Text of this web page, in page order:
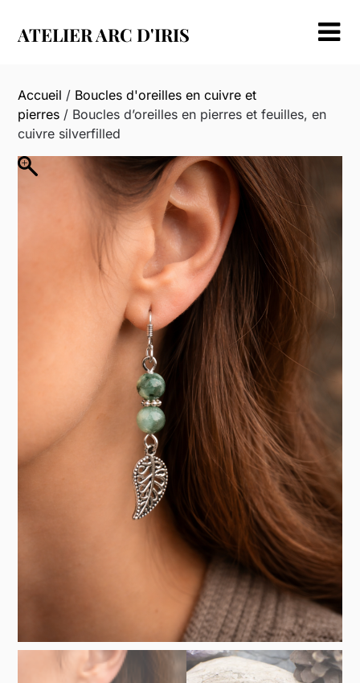
ATELIER ARC D'IRIS
Accueil / Boucles d'oreilles en cuivre et
pierres / Boucles d’oreilles en pierres et feuilles, en
cuivre silverfilled